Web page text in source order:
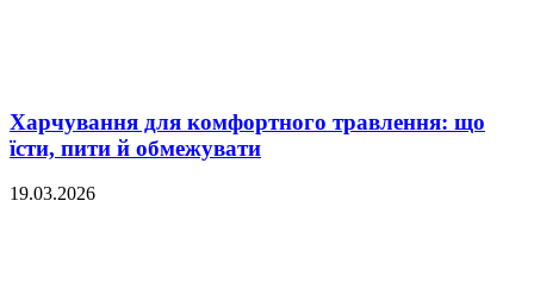
Харчування для комфортного травлення: що
їсти, пити й обмежувати
19.03.2026